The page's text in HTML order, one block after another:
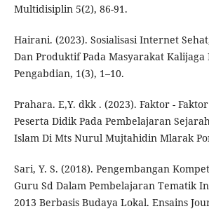
Multidisiplin 5(2), 86-91.
Hairani. (2023). Sosialisasi Internet
Dan Produktif Pada Masyarakat
Pengabdian, 1(3), 1–10.
Prahara. E,Y. dkk . (2023). Faktor -
Peserta Didik Pada Pembelajaran
Islam Di Mts Nurul Mujtahidin Mlarak
Sari, Y. S. (2018). Pengembangan
Guru Sd Dalam Pembelajaran Tematik
2013 Berbasis Budaya Lokal. Ensains